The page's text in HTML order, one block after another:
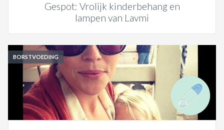
Gespot: Vrolijk kinderbehang en
lampen van Lavmi
BORSTVOEDING